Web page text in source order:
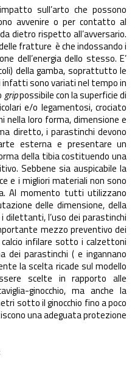
sull’arto che possono
avvenire o per contatto al
dietro rispetto all’avversario.
fratture è che indossando i
dell’energia dello stesso. E’
della gamba, soprattutto le
infatti sono variati nel tempo in
grippossibile con la superficie di
e/o legamentosi, crociato
nella loro forma, dimensione e
diretto, i parastinchi devono
esterna e presentare un
della tibia costituendo una
Sebbene sia auspicabile la
e i migliori materiali non sono
Al momento tutti utilizzano
delle dimensione, della
l’uso dei parastinchi
mezzo preventivo dei
infilare sotto i calzettoni
dei parastinchi ( e ingannano
la scelta ricade sul modello
scelte in rapporto alle
ginocchio, ma anche la
sotto il ginocchio fino a poco
una adeguata protezione